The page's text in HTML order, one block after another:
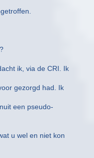
ik, via de CRI. Ik
gezorgd had. Ik
een pseudo-
u wel en niet kon